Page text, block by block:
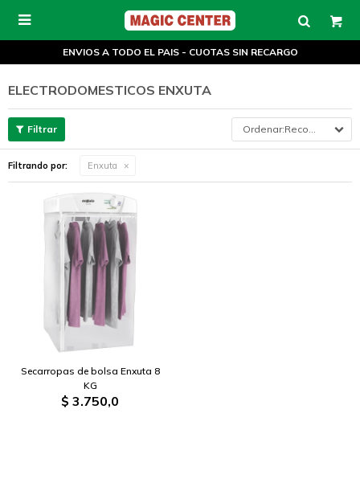

ENVIOS A TODO EL PAIS - CUOTAS SIN RECARGO
ELECTRODOMESTICOS ENXUTA
Recomendados
Filtrando por: Enxuta
Secarropas de bolsa Enxuta 8
KG
$ 3.750,0